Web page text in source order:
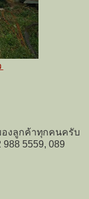
องลูกค้าทุกคนครับ
5559, 089